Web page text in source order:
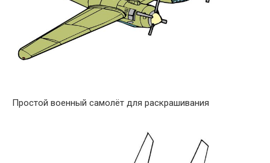
Простой военный самолёт для раскрашивания